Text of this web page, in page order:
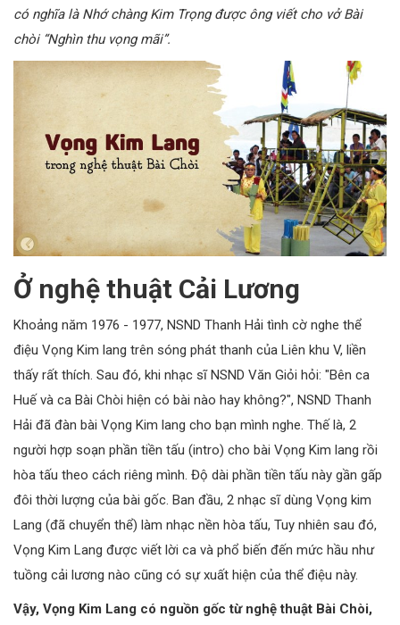
có nghĩa là Nhớ chàng Kim Trọng được ông viết cho vở Bài
chòi “Nghìn thu vọng mãi”.
Ở nghệ thuật Cải Lương
Khoảng năm 1976 - 1977, NSND Thanh Hải tình cờ nghe thể
điệu Vọng Kim lang trên sóng phát thanh của Liên khu V, liền
thấy rất thích. Sau đó, khi nhạc sĩ NSND Văn Giỏi hỏi: "Bên ca
Huế và ca Bài Chòi hiện có bài nào hay không?", NSND Thanh
Hải đã đàn bài Vọng Kim lang cho bạn mình nghe. Thế là, 2
người hợp soạn phần tiền tấu (intro) cho bài Vọng Kim lang rồi
hòa tấu theo cách riêng mình. Độ dài phần tiền tấu này gần gấp
đôi thời lượng của bài gốc. Ban đầu, 2 nhạc sĩ dùng Vọng kim
Lang (đã chuyển thể) làm nhạc nền hòa tấu, Tuy nhiên sau đó,
Vọng Kim Lang được viết lời ca và phổ biến đến mức hầu như
tuồng cải lương nào cũng có sự xuất hiện của thể điệu này.
Vậy, Vọng Kim Lang có nguồn gốc từ nghệ thuật Bài Chòi,